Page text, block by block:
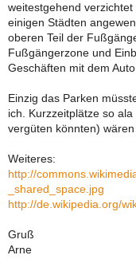
weitestgehend
einigen Städten
oberen Teil der
Fußgängerzone und
Geschäften mit dem
Einzig das Parken
ich. Kurzzeitplätze so
vergüten könnten)
Weiteres:
http://
_shared_space.jpg
http://de.wikipedia.org/
Gruß
Arne